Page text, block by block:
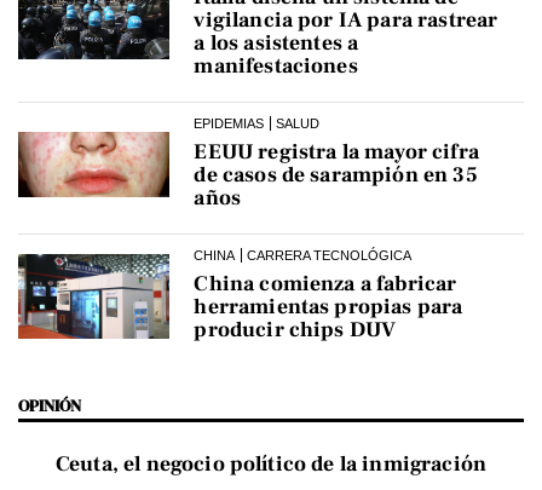
vigilancia por IA para rastrear
a los asistentes a
manifestaciones
EPIDEMIAS SALUD
EEUU registra la mayor cifra
de casos de sarampión en 35
años
CHINA CARRERA TECNOLÓGICA
China comienza a fabricar
herramientas propias para
producir chips DUV
OPINIÓN
Ceuta, el negocio político de la inmigración